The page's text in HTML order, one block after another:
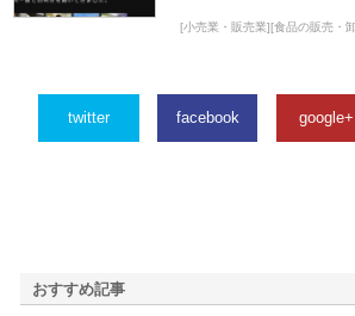
[小売業・販売業][食品の販売・
twitter facebook google+
おすすめ記事